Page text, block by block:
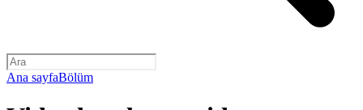
Ana sayfaBölüm